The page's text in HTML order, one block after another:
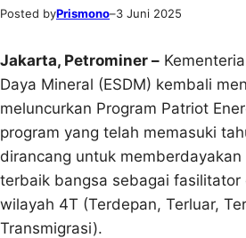
Posted byPrismono–3 Juni 2025
Jakarta, Petrominer –
Daya Mineral (ESDM) kembali
meluncurkan Program Patriot
program yang telah memasuki
dirancang untuk
terbaik bangsa sebagai fasilitator
wilayah 4T (Terdepan, Terluar,
Transmigrasi).